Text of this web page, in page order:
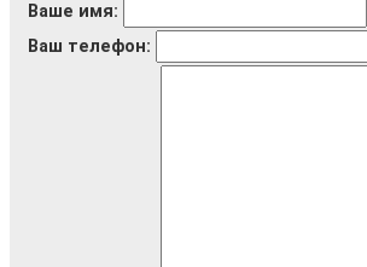
Ваше имя:
Ваш телефон: